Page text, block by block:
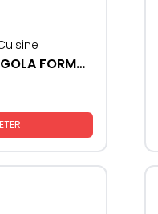
CACHE PRFOIL GOLA FORMAT - U